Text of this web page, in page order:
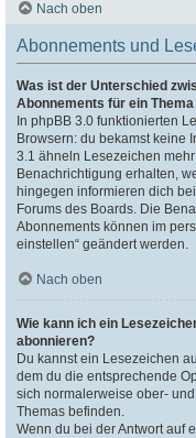
Nach oben
Abonnements und
Was ist der Unterschied
Abonnements für ein
In phpBB 3.0 funktionierten
Browsern: du bekamst keine
3.1 ähneln Lesezeichen
Benachrichtigung erhalten,
hingegen informieren dich
Forums des Boards. Die
Abonnements können im
einstellen“ geändert werden.
Nach oben
Wie kann ich ein
abonnieren?
Du kannst ein Lesezeichen
dem du die entsprechende
sich normalerweise ober-
Themas befinden.
Wenn du bei der Antwort auf